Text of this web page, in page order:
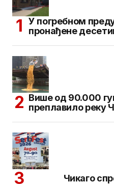
У погребном
пронађене
Више од 90.000
преплавило реку
Чикаго